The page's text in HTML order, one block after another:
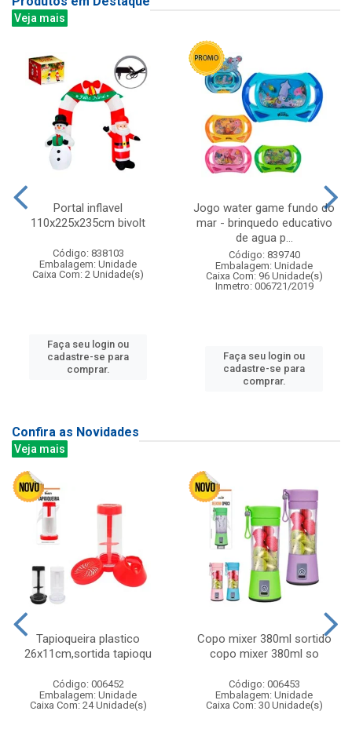
Veja mais
Portal inflavel
110x225x235cm bivolt
Código: 838103
Embalagem: Unidade
Caixa Com: 2 Unidade(s)
Faça seu login ou
cadastre-se para
comprar.
Jogo water game fundo do
mar - brinquedo educativo
de agua p...
Código: 839740
Embalagem: Unidade
Caixa Com: 96 Unidade(s)
Inmetro: 006721/2019
Faça seu login ou
cadastre-se para
comprar.
Confira as Novidades
Veja mais
Tapioqueira plastico
26x11cm,sortida tapioqu
Código: 006452
Embalagem: Unidade
Caixa Com: 24 Unidade(s)
Copo mixer 380ml sortido
copo mixer 380ml so
Código: 006453
Embalagem: Unidade
Caixa Com: 30 Unidade(s)